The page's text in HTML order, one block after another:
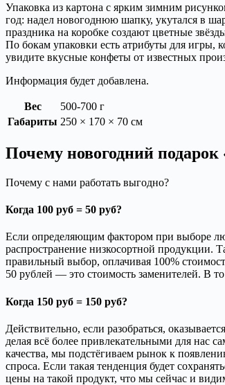
Упаковка из картона с ярким зимним
год: надел новогоднюю шапку, укутался в
праздника на коробке создают цветные
По бокам упаковки есть атрибуты для игры,
увидите вкусные конфеты от известных
Информация будет добавлена.
Вес
500-700 г
Габариты 250 × 170 × 70 см
Почему новогодний
Почему с нами работать выгодно?
Когда 100 руб = 50 руб?
Если определяющим фактором при выборе
распространение низкосортной продукции.
правильный выбор, оплачивая 100%
50 рублей — это стоимость заменителей. В
Когда 150 руб = 150 руб?
Действительно, если разобраться,
делая всё более привлекательными для нас
качества, мы подстёгиваем рынок к
спроса. Если такая тенденция будет
цены на такой продукт, что мы сейчас и